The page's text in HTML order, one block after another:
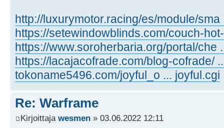
http://luxurymotor.racing/es/module/sma
https://setewindowblinds.com/couch-
https://www.soroherbaria.org/portal/che
https://lacajacofrade.com/blog-cofrade/
tokoname5496.com/joyful_o ... joyful.cgi
Re: Warframe
Kirjoittaja wesmen » 03.06.2022 12:11